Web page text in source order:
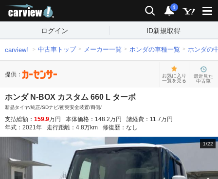
検索 通知
i
ログイン ID新規取得
carview! 中古車トップ メーカー一覧 ホンダの車種一覧 ホンダの
提供：
お気に入り
一覧を見る
最近見た
中古車
ホンダ N-BOX カスタム 660 L ターボ
新品タイヤ/純正/SDナビ/衝突安全装置/両側/
支払総額： 159.9万円 本体価格： 148.2万円 諸経費： 11.7万円
年式： 2021年 走行距離： 4.8万km 修復歴： なし
1/22